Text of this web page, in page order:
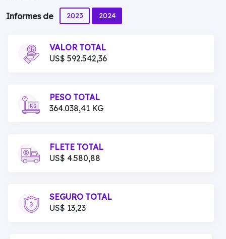
Informes de 2023 2024
VALOR TOTAL
US$ 592.542,36
PESO TOTAL
364.038,41 KG
FLETE TOTAL
US$ 4.580,88
SEGURO TOTAL
US$ 13,23